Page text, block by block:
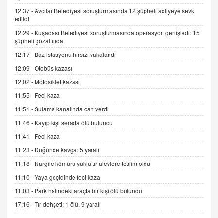
06.07.2026 13:00
ADEM AKÖL
Esed Destekçilerinin Yüzüne Vurulan Şamar:
Sednaya
11.12.2024 12:30
DR. EKREM ASLAN
Gerçek Ne, Algı Ne? "Beraber Yürüyoruz"
Cümlesinin Peşinden
19.07.2025 12:45
GÖNÜL MENEKŞE
Şifacının Yolu
04.11.2025 12:56
AV. RÜMEYSA ÖZKALE
Kira Uyuşmazlıklarında Dava Açmadan Önce
Arabulucuya Başvuru Şartı
12:37 -Avcılar Belediyesi soruşturmasında 12 şüpheli adliyeye sevk
edildi
12:29 - Kuşadası Belediyesi soruşturmasında operasyon genişledi: 15
şüpheli gözaltında
12:17 - Baz istasyonu hırsızı yakalandı
12:09 -Otobüs kazası
12:02 - Motosiklet kazası
11:55 - Feci kaza
11:51 -Sulama kanalında can verdi
11:46 - Kayıp kişi serada ölü bulundu
11:41 - Feci kaza
11:23 - Düğünde kavga: 5 yaralı
11:18 - Nargile kömürü yüklü tır alevlere teslim oldu
11:10 -Yaya geçidinde feci kaza
11:03 - Park halindeki araçta bir kişi ölü bulundu
17:16 -Tır dehşeti: 1 ölü, 9 yaralı